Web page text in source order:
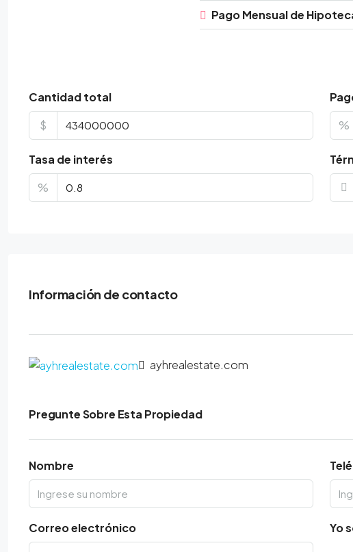
Pago Mensual de
Cantidad total
$
%
Tasa de interés
%
Información de contacto
ayhrealestate.com
Pregunte Sobre Esta Propiedad
Nombre
Correo electrónico Yo